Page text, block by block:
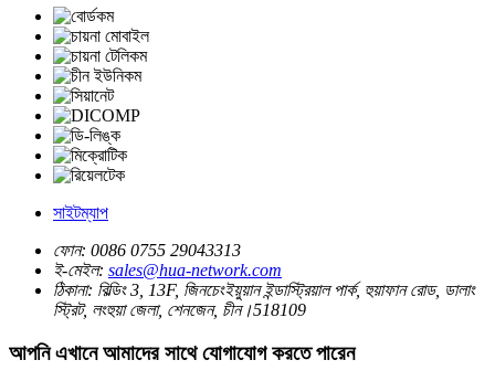
সাইটম্যাপ
ফোন: 0086 0755 29043313
ই-মেইল: sales@hua-network.com
ঠিকানা: বিল্ডিং 3, 13F, জিনচেংইয়ুয়ান ইন্ডাস্ট্রিয়াল পার্ক, হুয়াফান রোড, ডালাং
স্ট্রিট, লংহুয়া জেলা, শেনজেন, চীন।518109
আপনি এখানে আমাদের সাথে যোগাযোগ করতে পারেন